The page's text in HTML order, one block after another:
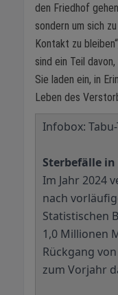
den Friedhof
sondern um sich
Kontakt zu
sind ein Teil
Sie laden ein, in
Leben des
Infobox:
Sterbefälle
Im Jahr 2024
nach
Statistischen
1,0 Millionen
Rückgang
zum Vorjahr